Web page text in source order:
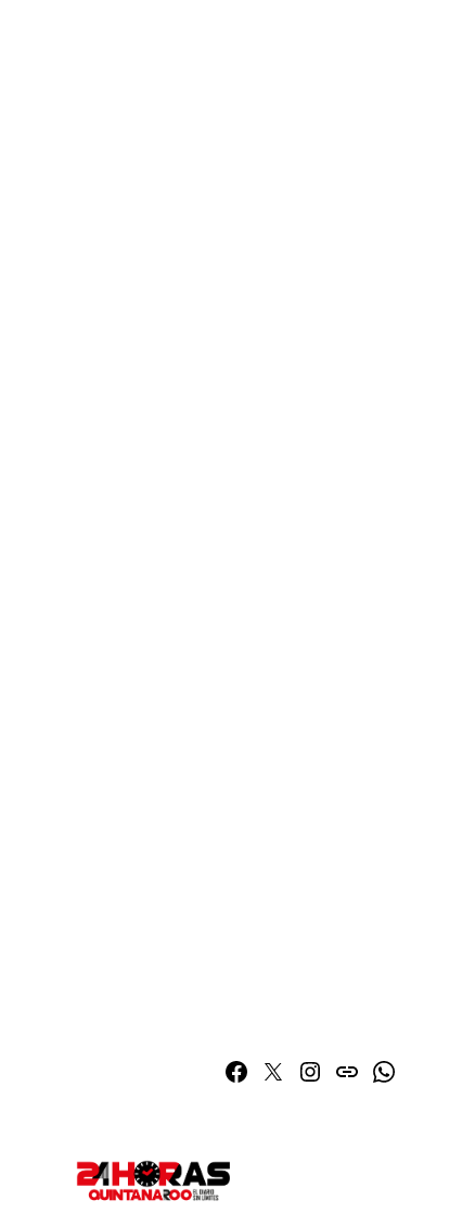
Facebook
TwitterInstagram
issuuWhatsapp